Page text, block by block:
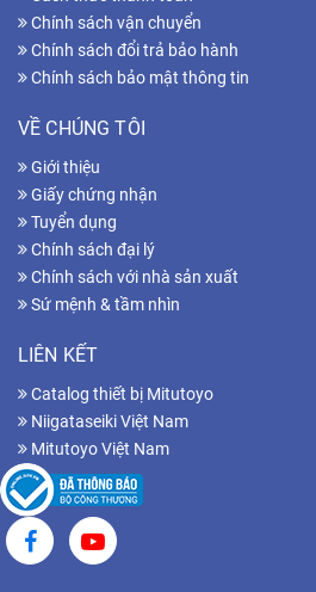
Chính sách vận chuyển
Chính sách đổi trả bảo hành
Chính sách bảo mật thông tin
VỀ CHÚNG TÔI
Giới thiệu
Giấy chứng nhận
Tuyển dụng
Chính sách đại lý
Chính sách với nhà sản xuất
Sứ mệnh & tầm nhìn
LIÊN KẾT
Catalog thiết bị Mitutoyo
Niigataseiki Việt Nam
Mitutoyo Việt Nam